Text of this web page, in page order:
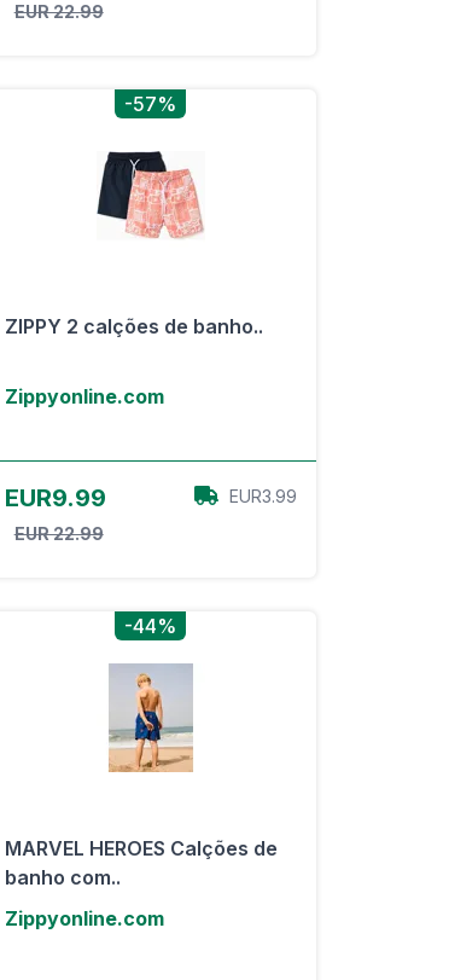
EUR 22.99
-57%
ZIPPY 2 calções de banho..
Zippyonline.com
EUR9.99
EUR 22.99
EUR3.99
-44%
MARVEL HEROES Calções de
banho com..
Zippyonline.com